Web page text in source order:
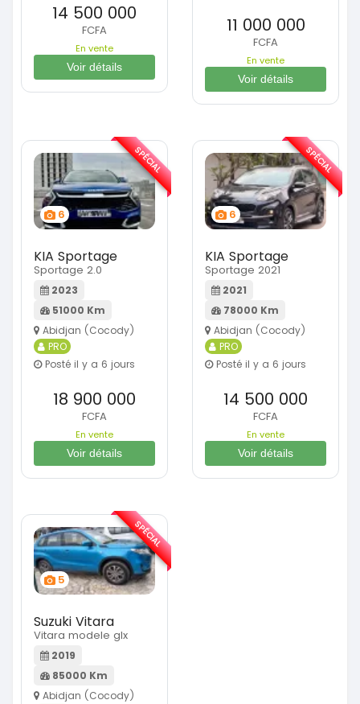
14 500 000
FCFA
En vente
Voir détails
11 000 000
FCFA
En vente
Voir détails
6
KIA Sportage
Sportage 2.0
2023
51000 Km
Abidjan (Cocody)
PRO
Posté il y a 6 jours
18 900 000
FCFA
En vente
Voir détails
SPÉCIAL
6
KIA Sportage
Sportage 2021
2021
78000 Km
Abidjan (Cocody)
PRO
Posté il y a 6 jours
14 500 000
FCFA
En vente
Voir détails
SPÉCIAL
5
Suzuki Vitara
Vitara modele glx
2019
85000 Km
Abidjan (Cocody)
SPÉCIAL